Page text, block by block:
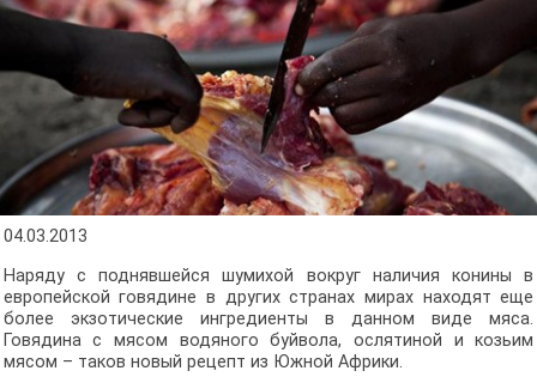
04.03.2013
Наряду с поднявшейся шумихой вокруг наличия конины в
европейской говядине в других странах мирах находят еще
более экзотические ингредиенты в данном виде мяса.
Говядина с мясом водяного буйвола, ослятиной и козьим
мясом – таков новый рецепт из Южной Африки.